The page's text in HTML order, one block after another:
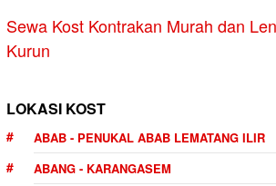
Sewa Kost Kontrakan Murah dan
Kurun
LOKASI KOST
ABAB - PENUKAL ABAB LEMATANG ILIR
ABANG - KARANGASEM